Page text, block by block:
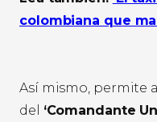
colombiana que
Así mismo, permite
del ‘Comandante